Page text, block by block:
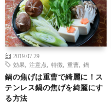
2019.07.29
効果
注意点 特徴 重曹 鍋
鍋の焦げは重曹で綺麗に！ス
テンレス鍋の焦げを綺麗にす
る方法